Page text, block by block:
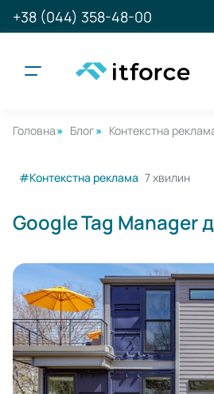
+38 (044) 358-48-00
Головна Блог Контекстна
#Контекстна реклама 7 хвилин
Google Tag Manager